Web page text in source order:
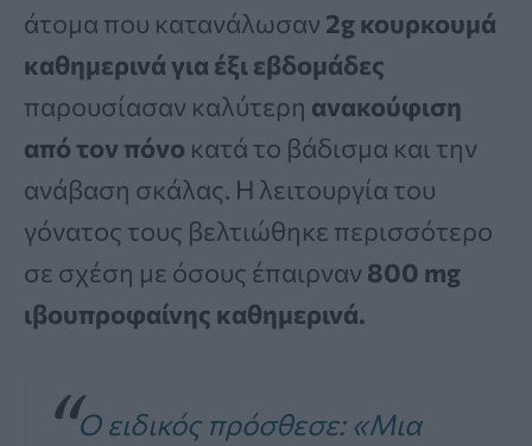
άτομα που κατανάλωσαν 2g κουρκουμά
καθημερινά για έξι εβδομάδες
παρουσίασαν καλύτερη ανακούφιση
από τον πόνο κατά το βάδισμα και την
ανάβαση σκάλας. Η λειτουργία του
γόνατος τους βελτιώθηκε περισσότερο
σε σχέση με όσους έπαιρναν 800 mg
ιβουπροφαίνης καθημερινά.
Ο ειδικός πρόσθεσε: «Μια